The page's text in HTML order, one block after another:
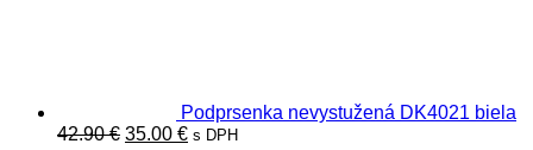
Podprsenka nevystužená DK4021 biela
42.90€ Pôvodná
35.00 €Aktuálna
s DPH